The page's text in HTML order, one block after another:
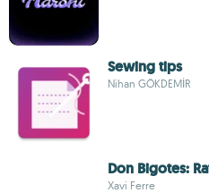
Sewing tips
Nihan GÖKDEMİR
Don Bigotes:
Xavi Ferre